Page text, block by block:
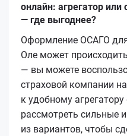
онлайн: агрегатор или
— где выгоднее?
Оформление ОСАГО
Оле может
— вы можете
страховой компании
к удобному
рассмотреть сильные
из вариантов, чтобы